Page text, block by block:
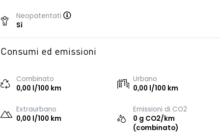
Neopatentati
Sì
Consumi ed emissioni
Combinato
0,00 l/100 km
Urbano
0,00 l/100 km
Extraurbano
0,00 l/100 km
Emissioni di CO2
0 g CO2/km
(combinato)